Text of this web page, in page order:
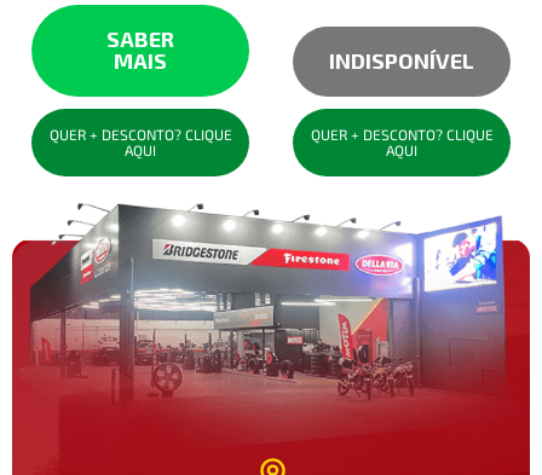
SABER
MAIS
QUER + DESCONTO? CLIQUE
AQUI
INDISPONÍVEL
QUER + DESCONTO? CLIQUE
AQUI